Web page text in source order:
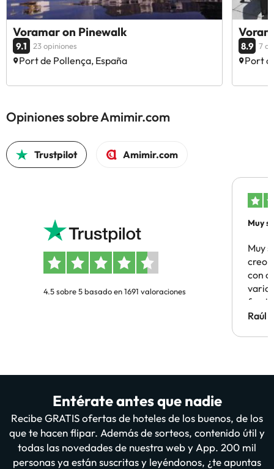
Voramar on Pinewalk
9.1 23 opiniones
Port de Pollença, España
8.9 7
Port
Opiniones sobre Amimir.com
Trustpilot Amimir.com
4.5 sobre 5 basado en 1691 valoraciones
Muy
Muy
creo
con
Hotel
Raúl
Entérate antes que nadie
Recibe GRATIS ofertas de hoteles de los buenos, de los
que te hacen flipar. Además de sorteos, contenido útil y
todas las novedades de nuestra web y App. 200 mil
personas ya están suscritas y leyéndonos, ¿te apuntas